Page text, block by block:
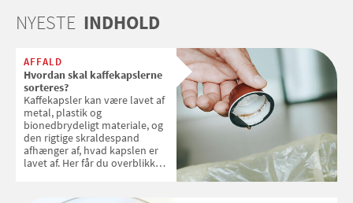
NYESTE INDHOLD
AFFALD
Hvordan skal kaffekapslerne
sorteres?
Kaffekapsler kan være lavet af
metal, plastik og
bionedbrydeligt materiale, og
den rigtige skraldespand
afhænger af, hvad kapslen er
lavet af. Her får du overblikket